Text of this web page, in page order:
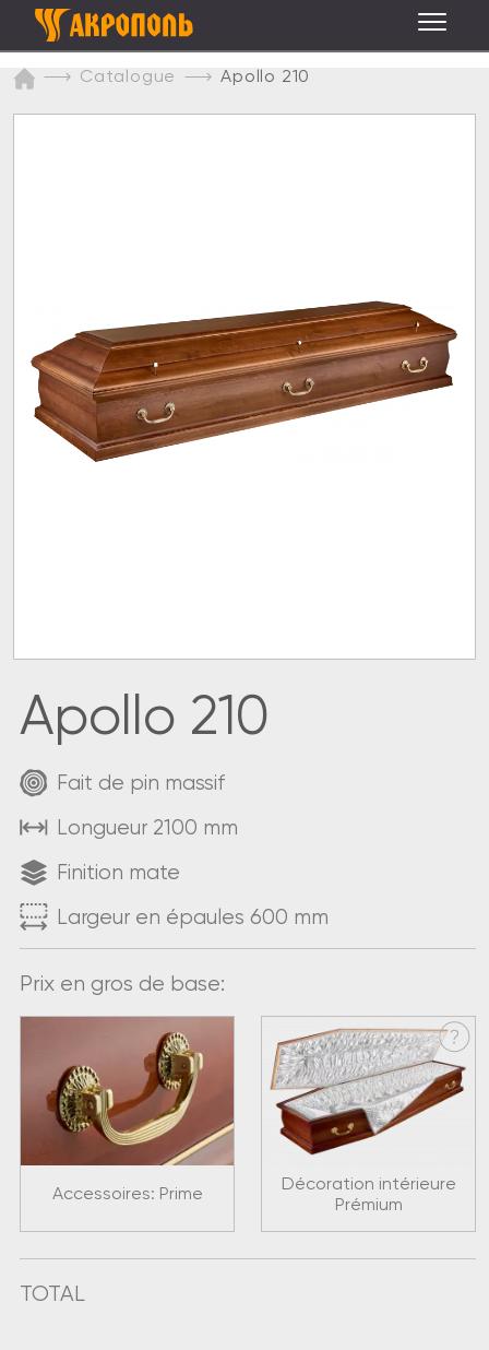
Catalogue Apollo 210
Apollo 210
Fait de pin massif
Longueur 2100 mm
Finition mate
Largeur en épaules 600 mm
Prix en gros de base:
Accessoires: Prime
Décoration intérieure
Prémium
TOTAL